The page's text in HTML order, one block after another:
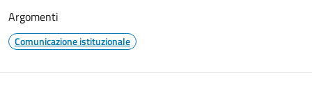
Argomenti
Comunicazione istituzionale